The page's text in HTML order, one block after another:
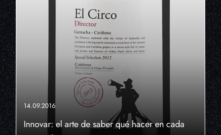
14.09.2016
Innovar: el arte de saber qué hacer en cada